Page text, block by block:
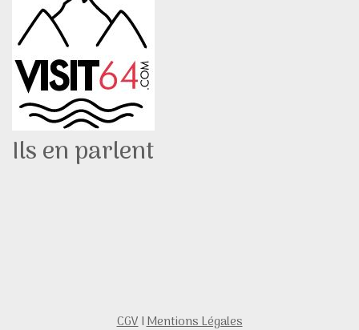
Ils en parlent
CGVIMentions Légales